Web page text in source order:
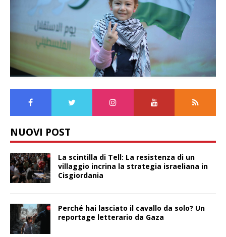
NUOVI POST
La scintilla di Tell: La resistenza di un
villaggio incrina la strategia israeliana in
Cisgiordania
Perché hai lasciato il cavallo da solo? Un
reportage letterario da Gaza